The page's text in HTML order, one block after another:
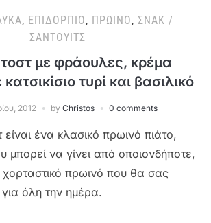
, ΕΠΙΔΌΡΠΙΟ, ΠΡΩΙΝΌ, ΣΝΑΚ /
ΣΆΝΤΟΥΙΤΣ
με φράουλες, κρέμα
τυρί και βασιλικό
2012 by Christos 0 comments
ένα κλασικό πρωινό πιάτο,
μπορεί να γίνει από οποιονδήποτε,
χορταστικό πρωινό που θα σας
όλη την ημέρα.